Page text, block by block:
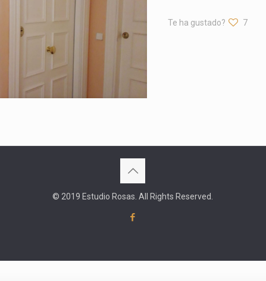
Te ha gustado? 7
© 2019 Estudio Rosas. All Rights Reserved.